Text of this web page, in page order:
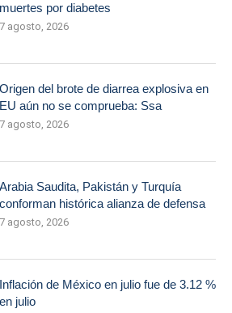
muertes por diabetes
7 agosto, 2026
Origen del brote de diarrea explosiva en
EU aún no se comprueba: Ssa
7 agosto, 2026
Arabia Saudita, Pakistán y Turquía
conforman histórica alianza de defensa
7 agosto, 2026
Inflación de México en julio fue de 3.12 %
en julio